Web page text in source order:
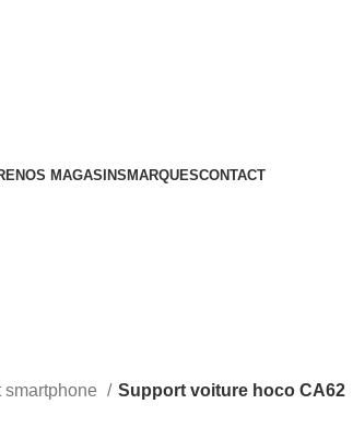
NOS MAGASINSMARQUESCONTACT
smartphone
Support voiture hoco CA62